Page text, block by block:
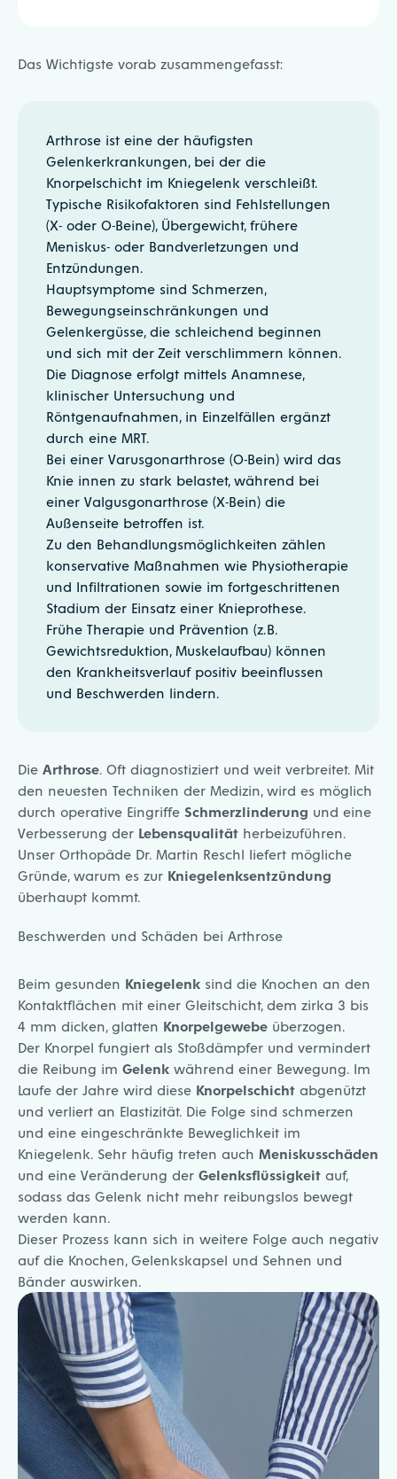
Das Wichtigste vorab zusammengefasst:
Arthrose ist eine der häufigsten
Gelenkerkrankungen, bei der die
Knorpelschicht im Kniegelenk verschleißt.
Typische Risikofaktoren sind Fehlstellungen
(X- oder O-Beine), Übergewicht, frühere
Meniskus- oder Bandverletzungen und
Entzündungen.
Hauptsymptome sind Schmerzen,
Bewegungseinschränkungen und
Gelenkergüsse, die schleichend beginnen
und sich mit der Zeit verschlimmern können.
Die Diagnose erfolgt mittels Anamnese,
klinischer Untersuchung und
Röntgenaufnahmen, in Einzelfällen ergänzt
durch eine MRT.
Bei einer Varusgonarthrose (O-Bein) wird das
Knie innen zu stark belastet, während bei
einer Valgusgonarthrose (X-Bein) die
Außenseite betroffen ist.
Zu den Behandlungsmöglichkeiten zählen
konservative Maßnahmen wie Physiotherapie
und Infiltrationen sowie im fortgeschrittenen
Stadium der Einsatz einer Knieprothese.
Frühe Therapie und Prävention (z.B.
Gewichtsreduktion, Muskelaufbau) können
den Krankheitsverlauf positiv beeinflussen
und Beschwerden lindern.
Die Arthrose. Oft diagnostiziert und weit verbreitet. Mit
den neuesten Techniken der Medizin, wird es möglich
durch operative Eingriffe Schmerzlinderung und eine
Verbesserung der Lebensqualität herbeizuführen.
Unser Orthopäde Dr. Martin Reschl liefert mögliche
Gründe, warum es zur Kniegelenksentzündung
überhaupt kommt.
Beschwerden und Schäden bei Arthrose
Beim gesunden Kniegelenk sind die Knochen an den
Kontaktflächen mit einer Gleitschicht, dem zirka 3 bis
4 mm dicken, glatten Knorpelgewebe überzogen.
Der Knorpel fungiert als Stoßdämpfer und vermindert
die Reibung im Gelenk während einer Bewegung. Im
Laufe der Jahre wird diese Knorpelschicht abgenützt
und verliert an Elastizität. Die Folge sind schmerzen
und eine eingeschränkte Beweglichkeit im
Kniegelenk. Sehr häufig treten auch Meniskusschäden
und eine Veränderung der Gelenksflüssigkeit auf,
sodass das Gelenk nicht mehr reibungslos bewegt
werden kann.
Dieser Prozess kann sich in weitere Folge auch negativ
auf die Knochen, Gelenkskapsel und Sehnen und
Bänder auswirken.